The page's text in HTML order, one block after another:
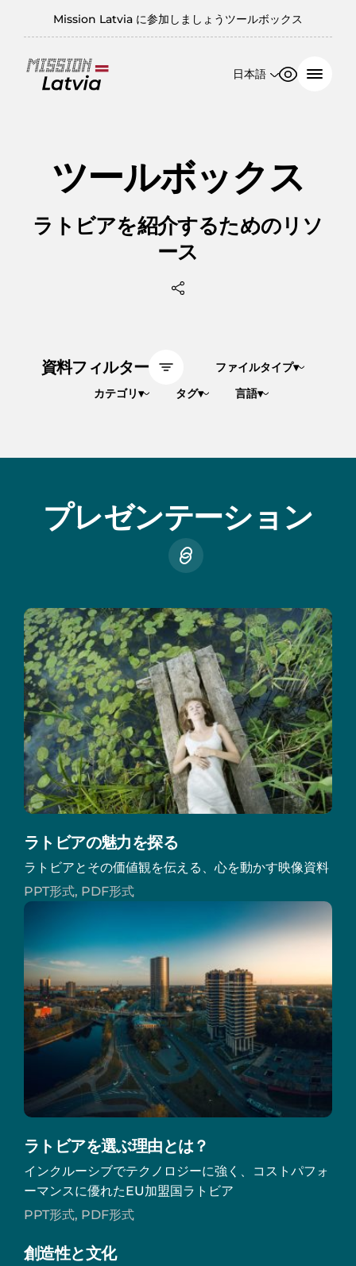
Mission Latvia に参加しましょう ツールボックス
日本語
150%
200%
ツールボックス
ラトビアを紹介するためのリソ
ース
資料フィルター ファイルタイプ▾
カテゴリ▾ タグ▾ 言語▾
プレゼンテーション
ラトビアの魅力を探る
ラトビアとその価値観を伝える、心を動かす映像資料
PPT形式, PDF形式
ラトビアを選ぶ理由とは？
インクルーシブでテクノロジーに強く、コストパフォ
ーマンスに優れたEU加盟国ラトビア
PPT形式, PDF形式
創造性と文化